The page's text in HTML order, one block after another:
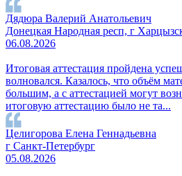
Дядюра Валерий Анатольевич
Донецкая Народная респ, г
06.08.2026
Итоговая аттестация пройдена
волновался. Казалось, что объём
большим, а с аттестацией могут
итоговую аттестацию было не та...
Целигорова Елена Геннадьевна
г Санкт-Петербург
05.08.2026